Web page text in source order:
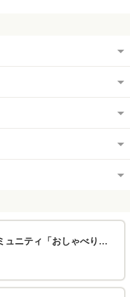
ュニティ「おしゃべり…